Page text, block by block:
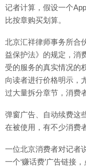
记者计算，假设一个
比按章购买划算。
北京汇祥律师事务所合
益保护法》的规定，消
受的服务的真实情况的
向读者进行价格明示，
过大量拆分章节，消费
弹窗广告、自动续费这
在被使用，有不少消费
一位北京消费者对记者
一个‘赚话费’广告链接